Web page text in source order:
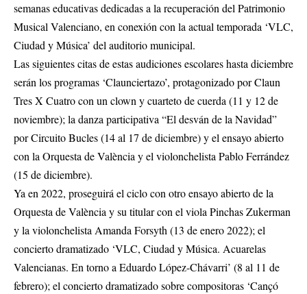
semanas educativas dedicadas a la recuperación del Patrimonio
Musical Valenciano, en conexión con la actual temporada ‘VLC,
Ciudad y Música’ del auditorio municipal.
Las siguientes citas de estas audiciones escolares hasta diciembre
serán los programas ‘Claunciertazo’, protagonizado por Claun
Tres X Cuatro con un clown y cuarteto de cuerda (11 y 12 de
noviembre); la danza participativa “El desván de la Navidad”
por Circuito Bucles (14 al 17 de diciembre) y el ensayo abierto
con la Orquesta de València y el violonchelista Pablo Ferrández
(15 de diciembre).
Ya en 2022, proseguirá el ciclo con otro ensayo abierto de la
Orquesta de València y su titular con el viola Pinchas Zukerman
y la violonchelista Amanda Forsyth (13 de enero 2022); el
concierto dramatizado ‘VLC, Ciudad y Música. Acuarelas
Valencianas. En torno a Eduardo López-Chávarri’ (8 al 11 de
febrero); el concierto dramatizado sobre compositoras ‘Cançó